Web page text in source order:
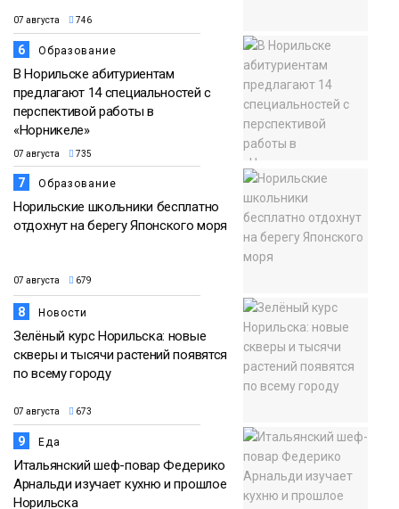
07 августа 746
6 Образование
В Норильске абитуриентам
предлагают 14 специальностей с
перспективой работы в
«Норникеле»
07 августа 735
7 Образование
Норильские школьники бесплатно
отдохнут на берегу Японского моря
07 августа 679
8 Новости
Зелёный курс Норильска: новые
скверы и тысячи растений появятся
по всему городу
07 августа 673
9 Еда
Итальянский шеф-повар Федерико
Арнальди изучает кухню и прошлое
Норильска